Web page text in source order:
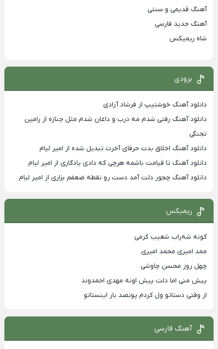
آهنگ قدیمی و سنتی
آهنگ جدید فارسی
شاه ریمیکس
بزودی
دانلود آهنگ خوشتیپ از فرشاد آزادی
دانلود آهنگ رفتی شدم مه درب و داغان شدم مثل جنازه از رامین
تجنگی
دانلود آهنگ اخلاق بدت حرفای آخرت تبدیل شده از امیر لیام
دانلود آهنگ تا قیامت باشمه هرچی که دادی یادگاری از امیر لیام
دانلود آهنگ چجور دلت آمد دست رو نقطه ضعفم بزاری از امیر لیام
ریمیکس
کونه شه‌راب شعیب کرمی
ممد امیری محمد امیری
چهل روز محسن چاوشی
پیش منی اما دلت پیش اونه مهدی احمدوند
از وقتی دستاتو ول کردم پونصد بار اینستاتو
آهنگ فارسی